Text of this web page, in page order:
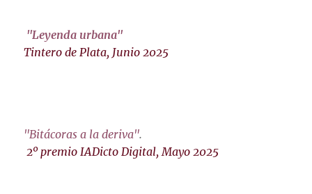
"Leyenda urbana"
Tintero de Plata, Junio 2025
"Bitácoras a la deriva".
2º premio IADicto Digital, Mayo 2025